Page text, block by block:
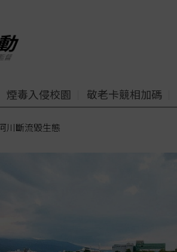
煙毒入侵校園 敬老卡競相加碼
川斷流毀生態